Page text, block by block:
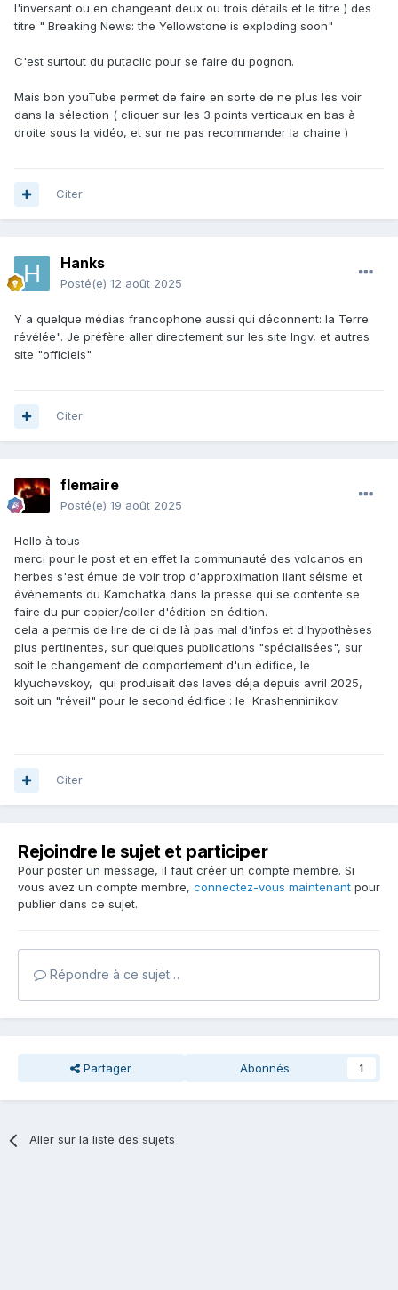
l'inversant ou en changeant deux ou trois détails et le titre ) des
titre " Breaking News: the Yellowstone is exploding soon"
C'est surtout du putaclic pour se faire du pognon.
Mais bon youTube permet de faire en sorte de ne plus les voir
dans la sélection ( cliquer sur les 3 points verticaux en bas à
droite sous la vidéo, et sur ne pas recommander la chaine )
Citer
Hanks
Posté(e) 12 août 2025
Y a quelque médias francophone aussi qui déconnent: la Terre
révélée". Je préfère aller directement sur les site Ingv, et autres
site "officiels"
Citer
flemaire
Posté(e) 19 août 2025
Hello à tous
merci pour le post et en effet la communauté des volcanos en
herbes s'est émue de voir trop d'approximation liant séisme et
événements du Kamchatka dans la presse qui se contente se
faire du pur copier/coller d'édition en édition.
cela a permis de lire de ci de là pas mal d'infos et d'hypothèses
plus pertinentes, sur quelques publications "spécialisées", sur
soit le changement de comportement d'un édifice, le
klyuchevskoy, qui produisait des laves déja depuis avril 2025,
soit un "réveil" pour le second édifice : le Krashenninikov.
Citer
Rejoindre le sujet et participer
Pour poster un message, il faut créer un compte membre. Si
vous avez un compte membre, connectez-vous maintenant pour
publier dans ce sujet.
Répondre à ce sujet…
Partager Abonnés 1
Aller sur la liste des sujets